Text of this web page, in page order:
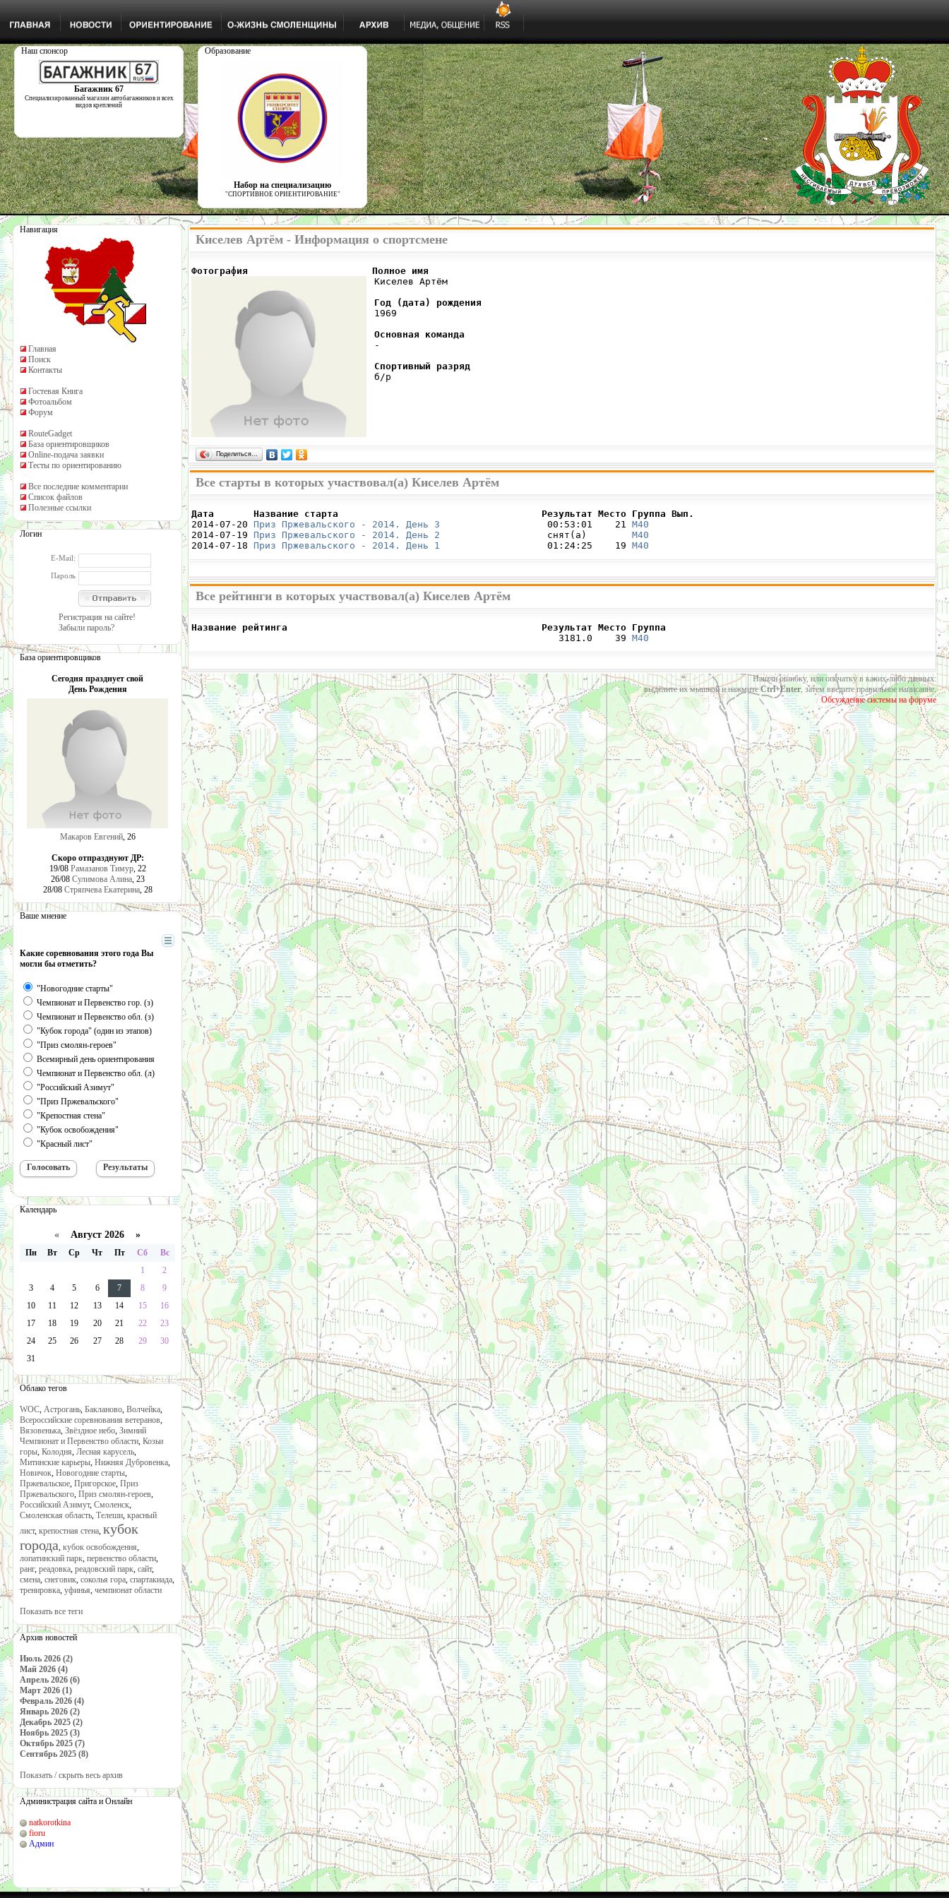
Наш спонсор
Багажник 67
Специализированный магазин автобагажников и всех
видов креплений
Образование
Набор на специализацию
"СПОРТИВНОЕ ОРИЕНТИРОВАНИЕ"
Навигация
Главная
Поиск
Контакты
Гостевая Книга
Фотоальбом
Форум
RouteGadget
База ориентировщиков
Online-подача заявки
Тесты по ориентированию
Все последние комментарии
Список файлов
Полезные ссылки
Логин
E-Mail:
Пароль
Регистрация на сайте!
Забыли пароль?
База ориентировщиков
Сегодня празднует свой
День Рождения
Макаров Евгений, 26
Скоро отпразднуют ДР:
19/08 Рамазанов Тимур, 22
26/08 Сулимова Алина, 23
28/08 Стряпчева Екатерина, 28
Ваше мнение
Какие соревнования этого года Вы
могли бы отметить?
"Новогодние старты"
Чемпионат и Первенство гор. (з)
Чемпионат и Первенство обл. (з)
"Кубок города" (один из этапов)
"Приз смолян-героев"
Всемирный день ориентирования
Чемпионат и Первенство обл. (л)
"Российский Азимут"
"Приз Пржевальского"
"Крепостная стена"
"Кубок освобождения"
"Красный лист"
Календарь
« Август 2026 »
Пн Вт Ср Чт Пт Сб
Вс
1
2
3
4 5 6 7 8
9
10
11 12 13 14 15
16
17
18 19 20 21 22
23
24
25 26 27 28 29
30
31
Облако тегов
WOC, Астрогань, Бакланово, Волчейка,
Всероссийские соревнования ветеранов,
Вязовенька, Звёздное небо, Зимний
Чемпионат и Первенство области, Козьи
горы, Колодня, Лесная карусель,
Митинские карьеры, Нижняя Дубровенка,
Новичок, Новогодние старты,
Пржевальское, Пригорское, Приз
Пржевальского, Приз смолян-героев,
Российский Азимут, Смоленск,
Смоленская область, Телеши, красный
лист, крепостная стена, кубок
города, кубок освобождения,
лопатинский парк, первенство области,
ранг, реадовка, реадовский парк, сайт,
смена, снеговик, соколья гора, спартакиада,
тренировка, уфинья, чемпионат области
Показать все теги
Архив новостей
Июль 2026 (2)
Май 2026 (4)
Апрель 2026 (6)
Март 2026 (1)
Февраль 2026 (4)
Январь 2026 (2)
Декабрь 2025 (2)
Ноябрь 2025 (3)
Октябрь 2025 (7)
Сентябрь 2025 (8)
Показать / скрыть весь архив
Администрация сайта и Онлайн
natkorotkina
fioru
Админ
Киселев Артём - Информация о спортсмене
Фотография                      Полное имя
Киселев Артём
Год (дата) рождения
1969
Основная команда
-
Спортивный разряд
б/р
Поделиться…
Все старты в которых участвовал(а) Киселев Артём
Дата       Название старта                                    Результат Место Группа Вып.
2014-07-20 Приз Пржевальского - 2014. День 3
                   00:53:01    21
М40
2014-07-19 Приз Пржевальского - 2014. День 2
                   снят(а)
М40
2014-07-18 Приз Пржевальского - 2014. День 1
                   01:24:25    19
М40
Все рейтинги в которых участвовал(а) Киселев Артём
Название рейтинга                                             Результат Место Группа
                                                                 3181.0    39
М40
Нашли ошибку, или опечатку в каких-либо данных:
выделите их мышкой и нажмитеCtrl+Enter, затем введите правильное написание.
Обсуждение системы на форуме